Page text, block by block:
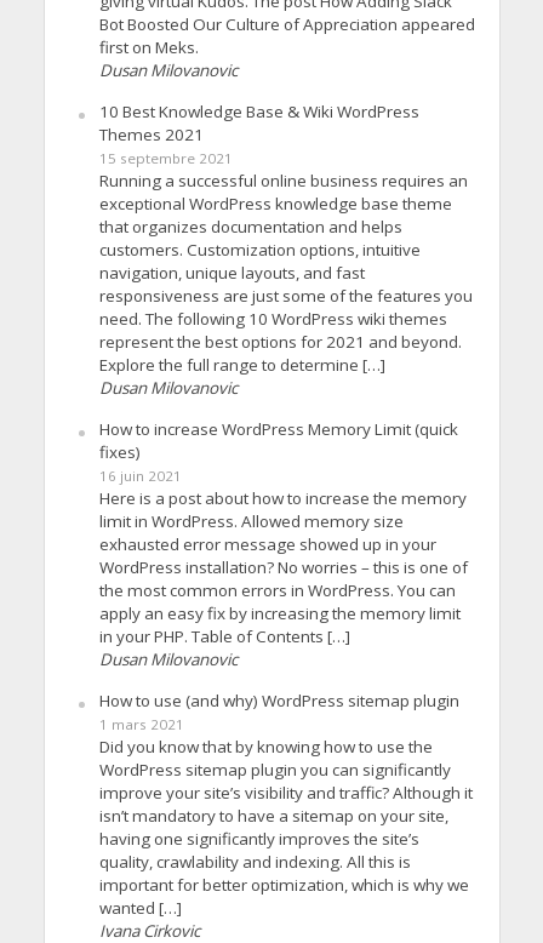
Bot Boosted Our Culture of Appreciation appeared
first on Meks.
Dusan Milovanovic
10 Best Knowledge Base & Wiki WordPress
Themes 2021
15 septembre 2021
Running a successful online business requires an
exceptional WordPress knowledge base theme
that organizes documentation and helps
customers. Customization options, intuitive
navigation, unique layouts, and fast
responsiveness are just some of the features you
need. The following 10 WordPress wiki themes
represent the best options for 2021 and beyond.
Explore the full range to determine […]
Dusan Milovanovic
How to increase WordPress Memory Limit (quick
fixes)
16 juin 2021
Here is a post about how to increase the memory
limit in WordPress. Allowed memory size
exhausted error message showed up in your
WordPress installation? No worries – this is one of
the most common errors in WordPress. You can
apply an easy fix by increasing the memory limit
in your PHP. Table of Contents […]
Dusan Milovanovic
How to use (and why) WordPress sitemap plugin
1 mars 2021
Did you know that by knowing how to use the
WordPress sitemap plugin you can significantly
improve your site’s visibility and traffic? Although it
isn’t mandatory to have a sitemap on your site,
having one significantly improves the site’s
quality, crawlability and indexing. All this is
important for better optimization, which is why we
wanted […]
Ivana Cirkovic